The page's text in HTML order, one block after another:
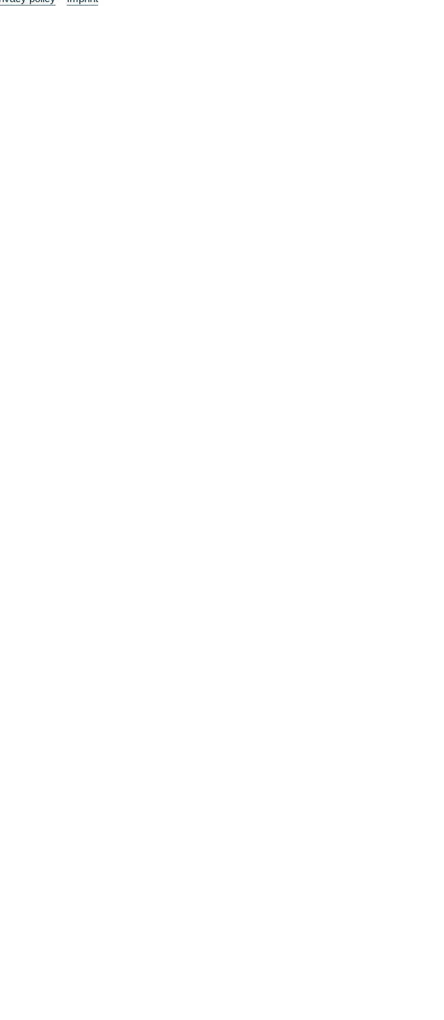
ordnete der Staat Anfang 1932 den
Verein Hinsberg, Fischer & Co. in Düsseldorf
übliche Kurzform „Commerzbank
die Commerzbank rund 45 % ihrer
entstanden durch Ausgründung drei
„Commerzbank Aktiengesellschaft“ mit Sitz in
und Sechzigerjahren intensivierte die
Kunden und baute ein flächendeckendes
die Entwicklung zu einem
die bisherigen Hauptverwaltungen in
seit 1990 auch der juristische Sitz befindet.
Einzelnen? Was bedeutet ihr Logo? Wie hießen
Fragen möchten wir hier mit Chroniken,
beantworten. Falls Sie noch weitere
wünschen, senden Sie uns gern eine
historisches wie kulturelles Erbe.
Bank und ihrer langfristigen
Sie im unten stehenden PDF-Dokument.
(pdf, 5 MB)
und Unterlagen